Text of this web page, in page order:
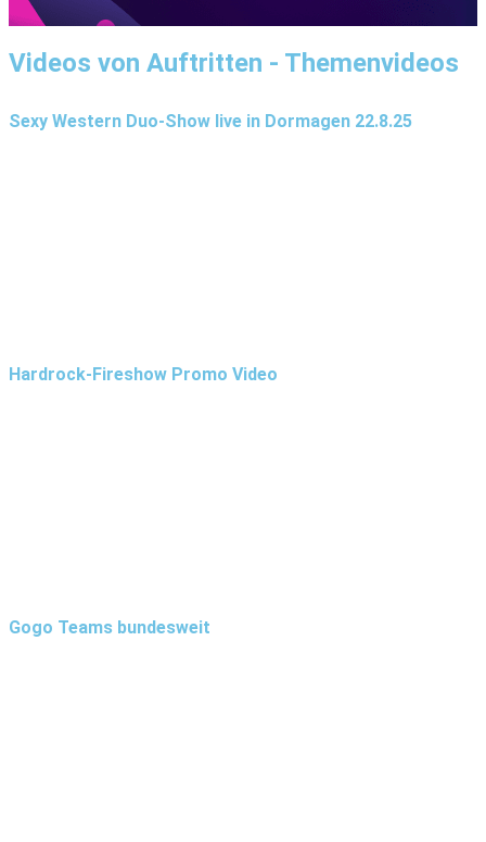
Videos von Auftritten - Themenvideos
Sexy Western Duo-Show live in Dormagen 22.8.25
Hardrock-Fireshow Promo Video
Gogo Teams bundesweit